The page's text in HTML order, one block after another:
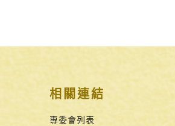
相關連結
專委會列表